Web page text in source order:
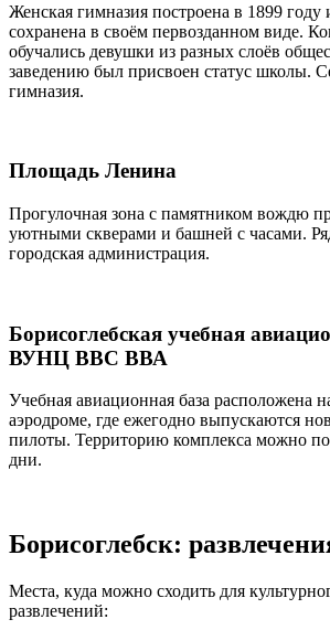
Женская гимназия построена в 1899
сохранена в своём первозданном виде.
обучались девушки из разных слоёв
заведению был присвоен статус школы.
гимназия.
Площадь Ленина
Прогулочная зона с памятником вождю
уютными скверами и башней с часами.
городская администрация.
Борисоглебская учебная
ВУНЦ ВВС ВВА
Учебная авиационная база расположена
аэродроме, где ежегодно выпускаются
пилоты. Территорию комплекса можно
дни.
Борисоглебск:
Места, куда можно сходить для
развлечений: